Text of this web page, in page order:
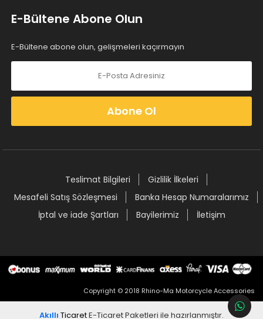
E-Bültene Abone Olun
E-Bültene abone olun, gelişmeleri kaçırmayın
Abone Ol
Teslimat Bilgileri
Gizlilik İlkeleri
Mesafeli Satış Sözleşmesi
Banka Hesap Numaralarımız
İptal ve iade Şartları
Bayilerimiz İletişim
Copyright © 2018 Rhino-Ma Motorcycle Accessories
Akıllı TicaretE-Ticaret Paketleri ile hazırlanmıştır.